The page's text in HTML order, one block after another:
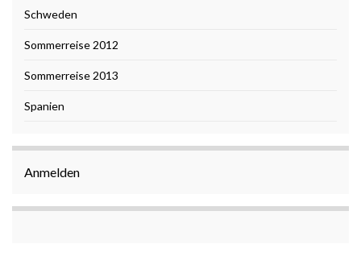
Schweden
Sommerreise 2012
Sommerreise 2013
Spanien
Anmelden